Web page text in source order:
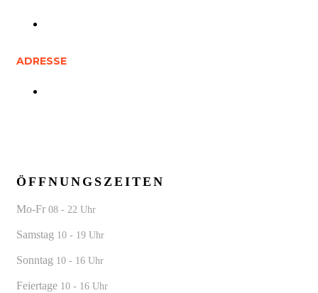
ADRESSE
ÖFFNUNGSZEITEN
Mo-Fr 08 - 22 Uhr
Samstag 10 - 19 Uhr
Sonntag 10 - 16 Uhr
Feiertage 10 - 16 Uhr